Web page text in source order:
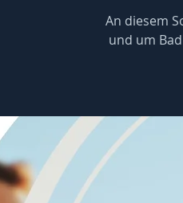
An diesem
und um